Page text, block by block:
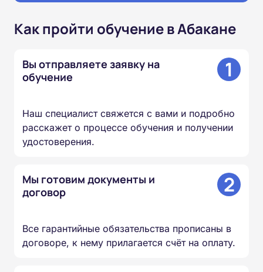
Как пройти обучение в Абакане
Вы отправляете заявку на
обучение
1
Наш специалист свяжется с вами и подробно
расскажет о процессе обучения и получении
удостоверения.
Мы готовим документы и
договор
2
Все гарантийные обязательства прописаны в
договоре, к нему прилагается счёт на оплату.